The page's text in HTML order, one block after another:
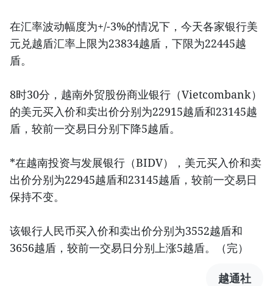
在汇率波动幅度为+/-3%的情况下，今天各家银行美
元兑越盾汇率上限为23834越盾，下限为22445越
盾。
8时30分，越南外贸股份商业银行（Vietcombank）
的美元买入价和卖出价分别为22915越盾和23145越
盾，较前一交易日分别下降5越盾。
*在越南投资与发展银行（BIDV），美元买入价和卖
出价分别为22945越盾和23145越盾，较前一交易日
保持不变。
该银行人民币买入价和卖出价分别为3552越盾和
3656越盾，较前一交易日分别上涨5越盾。（完）
越通社